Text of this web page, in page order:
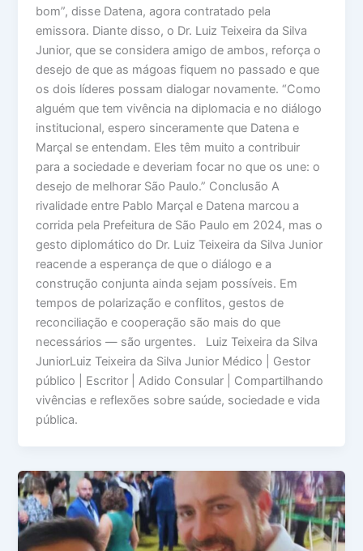
bom”, disse Datena, agora contratado pela
emissora. Diante disso, o Dr. Luiz Teixeira da Silva
Junior, que se considera amigo de ambos, reforça o
desejo de que as mágoas fiquem no passado e que
os dois líderes possam dialogar novamente. “Como
alguém que tem vivência na diplomacia e no diálogo
institucional, espero sinceramente que Datena e
Marçal se entendam. Eles têm muito a contribuir
para a sociedade e deveriam focar no que os une: o
desejo de melhorar São Paulo.” Conclusão A
rivalidade entre Pablo Marçal e Datena marcou a
corrida pela Prefeitura de São Paulo em 2024, mas o
gesto diplomático do Dr. Luiz Teixeira da Silva Junior
reacende a esperança de que o diálogo e a
construção conjunta ainda sejam possíveis. Em
tempos de polarização e conflitos, gestos de
reconciliação e cooperação são mais do que
necessários — são urgentes. Luiz Teixeira da Silva
JuniorLuiz Teixeira da Silva Junior Médico | Gestor
público | Escritor | Adido Consular | Compartilhando
vivências e reflexões sobre saúde, sociedade e vida
pública.